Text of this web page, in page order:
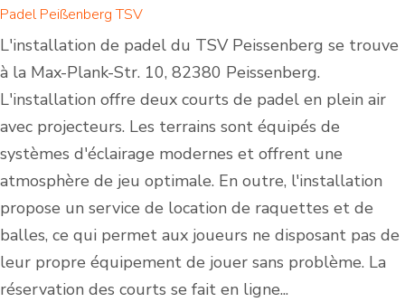
Padel Peißenberg TSV
L'installation de padel du TSV Peissenberg se trouve
à la Max-Plank-Str. 10, 82380 Peissenberg.
L'installation offre deux courts de padel en plein air
avec projecteurs. Les terrains sont équipés de
systèmes d'éclairage modernes et offrent une
atmosphère de jeu optimale. En outre, l'installation
propose un service de location de raquettes et de
balles, ce qui permet aux joueurs ne disposant pas de
leur propre équipement de jouer sans problème. La
réservation des courts se fait en ligne...